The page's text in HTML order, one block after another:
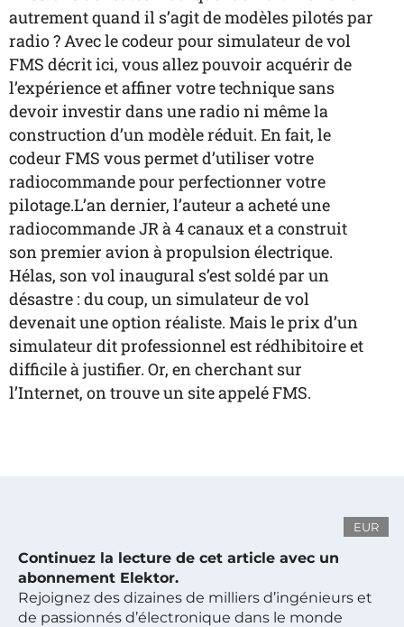
autrement quand il s’agit de modèles pilotés par
radio ? Avec le codeur pour simulateur de vol
FMS décrit ici, vous allez pouvoir acquérir de
l’expérience et affiner votre technique sans
devoir investir dans une radio ni même la
construction d’un modèle réduit. En fait, le
codeur FMS vous permet d’utiliser votre
radiocommande pour perfectionner votre
pilotage.L’an dernier, l’auteur a acheté une
radiocommande JR à 4 canaux et a construit
son premier avion à propulsion électrique.
Hélas, son vol inaugural s’est soldé par un
désastre : du coup, un simulateur de vol
devenait une option réaliste. Mais le prix d’un
simulateur dit professionnel est rédhibitoire et
difficile à justifier. Or, en cherchant sur
l’Internet, on trouve un site appelé FMS.
EUR
Continuez la lecture de cet article avec un
abonnement Elektor.
Rejoignez des dizaines de milliers d’ingénieurs et
de passionnés d’électronique dans le monde